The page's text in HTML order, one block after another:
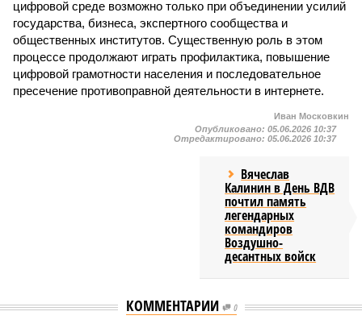
цифровой среде возможно только при объединении усилий
государства, бизнеса, экспертного сообщества и
общественных институтов. Существенную роль в этом
процессе продолжают играть профилактика, повышение
цифровой грамотности населения и последовательное
пресечение противоправной деятельности в интернете.
Иван Московкин
Опубликовано: 05.06.2026 10:37
Отредактировано: 05.06.2026 10:37
Вячеслав
Калинин в День ВДВ
почтил память
легендарных
командиров
Воздушно-
десантных войск
КОММЕНТАРИИ 0